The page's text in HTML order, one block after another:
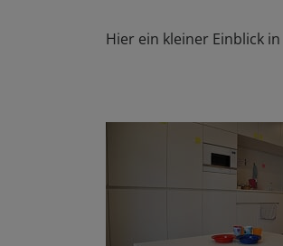
Hier ein kleiner Einblick